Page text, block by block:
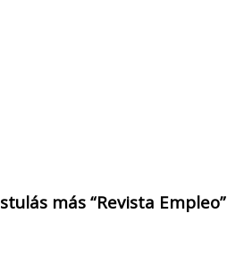
más “Revista Empleo”